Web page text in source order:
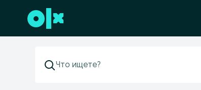
Перейти к нижнему колонтитулу